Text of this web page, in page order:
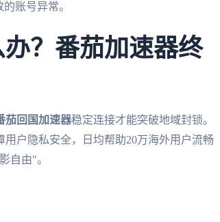
账号异常。
？番茄加速器终
茄回国加速器稳定连接才能突破地域封锁。
用户隐私安全，日均帮助20万海外用户流畅
自由"。